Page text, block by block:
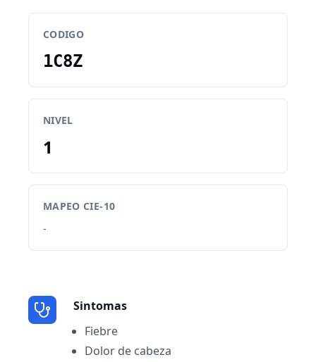
CODIGO
1C8Z
NIVEL
1
MAPEO CIE-10
-
Sintomas
Fiebre
Dolor de cabeza